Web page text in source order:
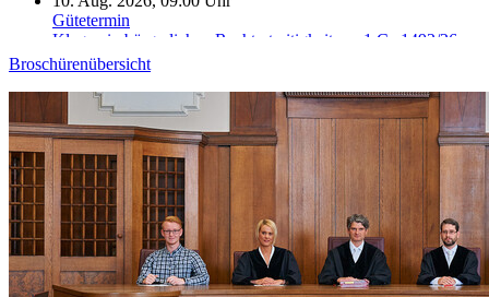
Gütetermin
Klagen in bürgerlichen Rechtsstreitigkeiten - 1 Ca 1492/26
10. Aug. 2026, 09:15 Uhr
Klagen in bürgerlichen Rechtsstreitigkeiten - 1 Ca 1571/26
10. Aug. 2026, 09:15 Uhr
Aufgehoben!
Gütetermin
Klagen in bürgerlichen Rechtsstreitigkeiten - 1 Ca 1632/26
10. Aug. 2026, 09:15 Uhr
Gütetermin
Klagen in bürgerlichen Rechtsstreitigkeiten - 1 Ca 1641/26
10. Aug. 2026, 09:30 Uhr
Gütetermin
Klagen in bürgerlichen Rechtsstreitigkeiten - 1 Ca 1582/26
Broschürenübersicht